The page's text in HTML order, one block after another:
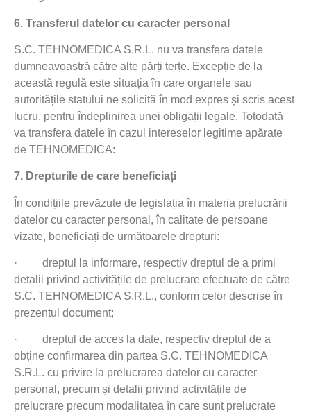
6. Transferul datelor cu caracter personal
S.C. TEHNOMEDICA S.R.L. nu va transfera datele
dumneavoastră către alte părți terțe. Excepție de la
această regulă este situația în care organele sau
autoritățile statului ne solicită în mod expres și scris acest
lucru, pentru îndeplinirea unei obligații legale. Totodată
va transfera datele în cazul intereselor legitime apărate
de TEHNOMEDICA:
7. Drepturile de care beneficiați
În condițiile prevăzute de legislația în materia prelucrării
datelor cu caracter personal, în calitate de persoane
vizate, beneficiați de următoarele drepturi:
· dreptul la informare, respectiv dreptul de a primi
detalii privind activitățile de prelucrare efectuate de către
S.C. TEHNOMEDICA S.R.L., conform celor descrise în
prezentul document;
· dreptul de acces la date, respectiv dreptul de a
obține confirmarea din partea S.C. TEHNOMEDICA
S.R.L. cu privire la prelucrarea datelor cu caracter
personal, precum și detalii privind activitățile de
prelucrare precum modalitatea în care sunt prelucrate